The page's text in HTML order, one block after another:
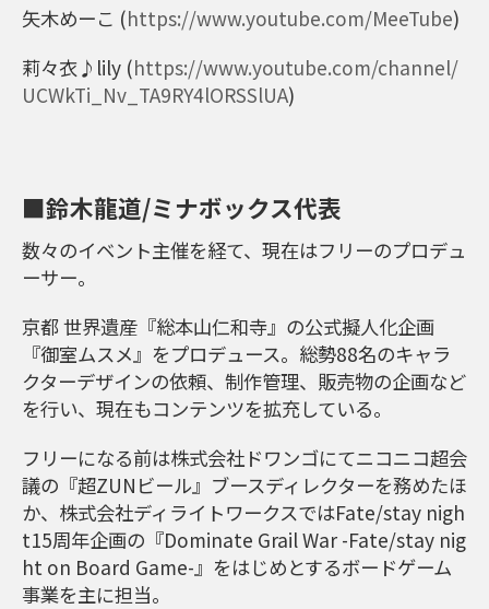
矢木めーこ (https://www.youtube.com/MeeTube)
莉々衣♪lily (https://www.youtube.com/channel/
UCWkTi_Nv_TA9RY4lORSSlUA)
■鈴木龍道/ミナボックス代表
数々のイベント主催を経て、現在はフリーのプロデュ
ーサー。
京都 世界遺産『総本山仁和寺』の公式擬人化企画
『御室ムスメ』をプロデュース。総勢88名のキャラ
クターデザインの依頼、制作管理、販売物の企画など
を行い、現在もコンテンツを拡充している。
フリーになる前は株式会社ドワンゴにてニコニコ超会
議の『超ZUNビール』ブースディレクターを務めたほ
か、株式会社ディライトワークスではFate/stay nigh
t15周年企画の『Dominate Grail War -Fate/stay nig
ht on Board Game-』をはじめとするボードゲーム
事業を主に担当。